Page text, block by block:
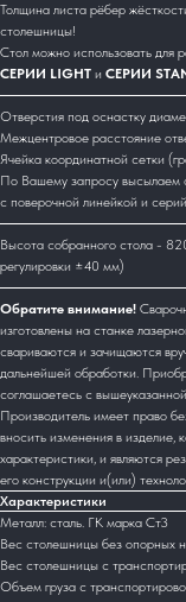
Толщина листа рёбер
столешницы!
Стол можно использовать для
СЕРИИ LIGHT и СЕРИИ
Отверстия под оснастку
Межцентровое расстояние
Ячейка координатной сетки
По Вашему запросу высылаем
с поверочной линейкой и
Высота собранного стола -
регулировки ±40 мм)
Обратите внимание!
изготовлены на станке
свариваются и зачищаются
дальнейшей обработки.
соглашаетесь с
Производитель имеет право
вносить изменения в изделие,
характеристики, и являются
его конструкции и(или)
Характеристики
Металл: сталь. ГК марка Ст3
Вес столешницы без опорных
Вес столешницы с
Объем груза с